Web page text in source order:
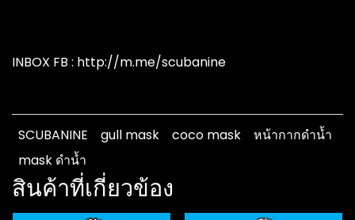
INBOX FB : http://m.me/scubanine
SCUBANINE gull mask coco mask
หน้ากากดำน้ำ
mask ดำน้ำ
สินค้าที่เกี่ยวข้อง